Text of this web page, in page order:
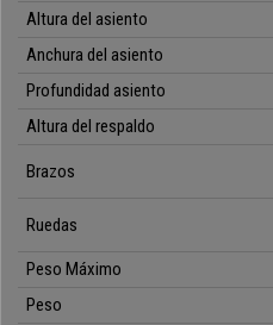
Prácticos reposabrazos abatibles
•Fabricación de calidad, muy
Altura del asiento
Anchura del asiento
Profundidad asiento
Altura del respaldo
Brazos
Ruedas
Peso Máximo
Peso